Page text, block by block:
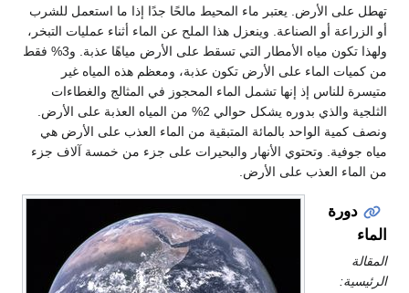
تهطل على الأرض. يعتبر ماء المحيط مالحًا جدًا إذا ما استعمل للشرب
أو الزراعة أو الصناعة. وينعزل هذا الملح عن الماء أثناء عمليات التبخر،
ولهذا تكون مياه الأمطار التي تسقط على الأرض مياهًا عذبة. و3% فقط
من كميات الماء على الأرض تكون عذبة، ومعظم هذه المياه غير
متيسرة للناس إذ إنها تشمل الماء المحجوز في المثالج والغطاءات
الثلجية والذي بدوره يشكل حوالي 2% من المياه العذبة على الأرض.
ونصف كمية الواحد بالمائة المتبقية من الماء العذب على الأرض هي
مياه جوفية. وتحتوي الأنهار والبحيرات على جزء من خمسة آلاف جزء
من الماء العذب على الأرض.
دورة
الماء
المقالة
الرئيسية: